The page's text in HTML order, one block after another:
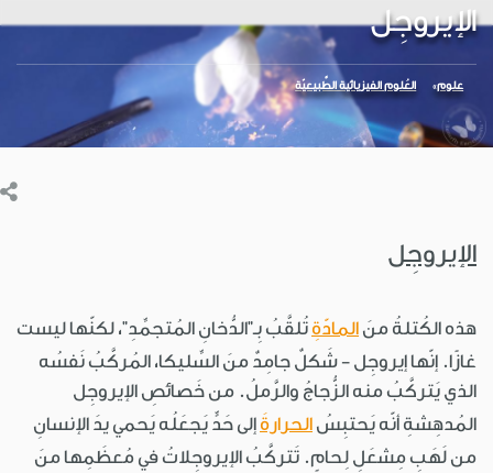
الإيروجِل
علوم العُلوم الفيزيائية الطَّبيعيّة
الإيروجِل
هذه الكُتلةُ منَ المادّةِ تُلقَّبُ بِـ"الدُّخانِ المُتجمِّدِ"، لكنّها ليست
غازًا. إنّها إيروجِل - شَكلٌ جامِدٌ منَ السِّليكا، المُركَّبُ نَفسُه
الذي يَتركَّبُ منه الزُّجاجُ والرَّملُ. من خَصائصِ الإيروجِل
المُدهِشةِ أنّه يَحتبِسُ الحرارةَ إلى حَدٍّ يَجعَلُه يَحمي يدَ الإنسانِ
من لَهَبِ مِشعَلِ لِحامٍ. تَتركَّبُ الإيروجِلاتُ في مُعظَمِها منَ